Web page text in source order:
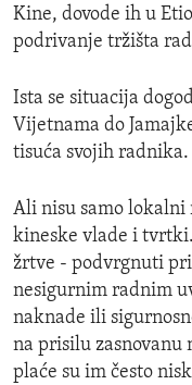
Kine, dovode ih u
podrivanje tržišta
Ista se situacija
Vijetnama do
tisuća svojih radnika.
Ali nisu samo
kineske vlade i
žrtve - podvrgnuti
nesigurnim radnim
naknade ili
na prisilu zasnovanu
plaće su im često